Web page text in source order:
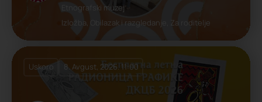
Etnografski muzej
Izložba, Obilazak i razgledanje, Za roditelje
Uskoro 8. Avgust, 2026. 11:00